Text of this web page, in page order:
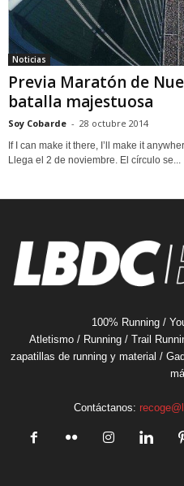
Noticias
Previa Maratón de
batalla majestuosa
Soy Cobarde - 28 octubre 2014
If I can make it there, I’ll make it
Llega el 2 de noviembre. El círculo se...
100% Running /
Atletismo / Running / Trail
zapatillas de running y material /
Contáctanos: